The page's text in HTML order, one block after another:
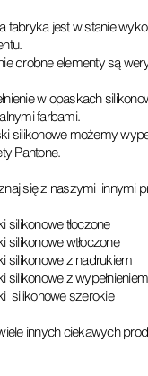
fabryka jest w stanie
drobne elementy są
w opaskach
farbami.
silikonowe możemy
Pantone.
się z naszymi innymi
silikonowe tłoczone
silikonowe wtłoczone
silikonowe z nadrukiem
silikonowe z wypełnieniem
silikonowe szerokie
innych ciekawych